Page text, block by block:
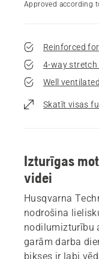
Approved according
Reinforced
4-way
Well ventilated
Skatīt visas
Izturīgas
videi
Husqvarna
nodrošina
nodilumizturību
garām darba
bikses ir labi